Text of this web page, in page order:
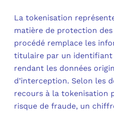
La tokenisation
matière de protection
procédé remplace les
titulaire par un identifiant
rendant les données
d’interception. Selon les
recours à la tokenisation
risque de fraude, un